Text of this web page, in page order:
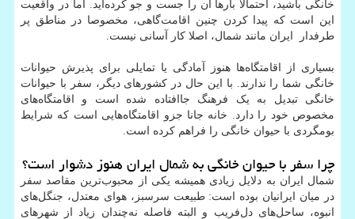
خانگی باشید، احتمالا بارها آن را جست و جو کرده‌اید. اما در واقعیت
این است که پیدا کردن چنین اقامت‌گاهی، مخصوصا در مناطق پر
طرفدار ایران مانند شمال، اصلا کار آسانی نیست.
بسیاری از اقامتگاه‌ها هنوز آمادگی یا تمایلی برای پذیرش حیوانات
خانگی شما را ندارند. با این حال در کشورهای دیگر، سفر با حیوانات
خانگی تبدیل به یک فرهنگ جاافتاده شده است و اقامتگاه‌های
مخصوص خود را دارد. خانه جانا جزو اقامتگاه‌هایی است که شرایط
بومگردی با حیوان خانگی را فراهم کرده است.
چرا سفر با حیوان خانگی به شمال ایران هنوز دشوار است؟
شمال ایران به دلایل زیادی همیشه یکی از محبوب‌ترین مقاصد سفر
در میان ایرانیان بوده است: طبیعت سرسبز، هوای معتدل، جنگل‌های
انبوه، ساحل‌های دل‌فریب و البته فاصله نه‌چندان زیاد از شهرهای